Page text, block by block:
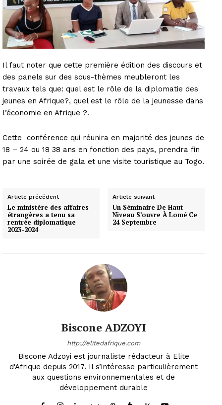
Il faut noter que cette première édition des discours et
des panels sur des sous-thèmes meubleront les
travaux tels que: quel est le rôle de la diplomatie des
jeunes en Afrique?, quel est le rôle de la jeunesse dans
l’économie en Afrique ?.
Cette conférence qui réunira en majorité des jeunes de
18 – 24 ou 18 38 ans en fonction des pays, prendra fin
par une soirée de gala et une visite touristique au Togo.
Article précédent
Le ministère des affaires
étrangères a tenu sa
rentrée diplomatique
2023-2024
Article suivant
Un Séminaire De Haut
Niveau S’ouvre À Lomé Ce
24 Septembre
Biscone ADZOYI
http://elitedafrique.com
Biscone Adzoyi est journaliste rédacteur à Elite
d'Afrique depuis 2017. Il s’intéresse particulièrement
aux questions environnementales et de
développement durable